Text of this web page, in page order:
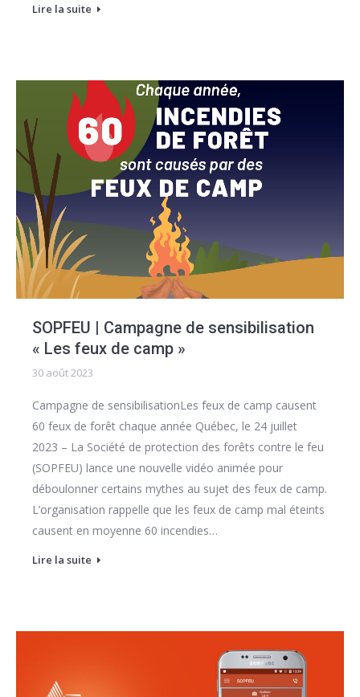
Lire la suite
SOPFEU | Campagne de sensibilisation
« Les feux de camp »
30 août 2023
Campagne de sensibilisationLes feux de camp causent
60 feux de forêt chaque année Québec, le 24 juillet
2023 – La Société de protection des forêts contre le feu
(SOPFEU) lance une nouvelle vidéo animée pour
déboulonner certains mythes au sujet des feux de camp.
L’organisation rappelle que les feux de camp mal éteints
causent en moyenne 60 incendies…
Lire la suite